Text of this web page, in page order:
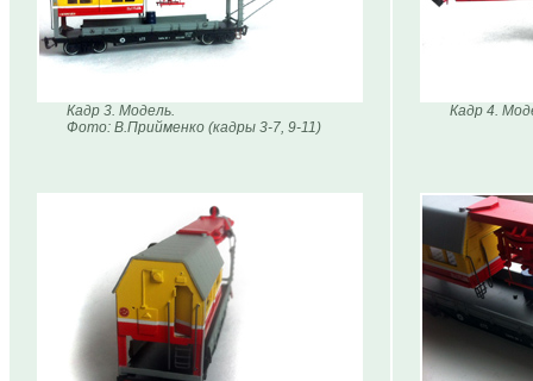
Кадр 3. Модель.
Фото: В.Прийменко (кадры 3-7, 9-11)
Кадр 4.